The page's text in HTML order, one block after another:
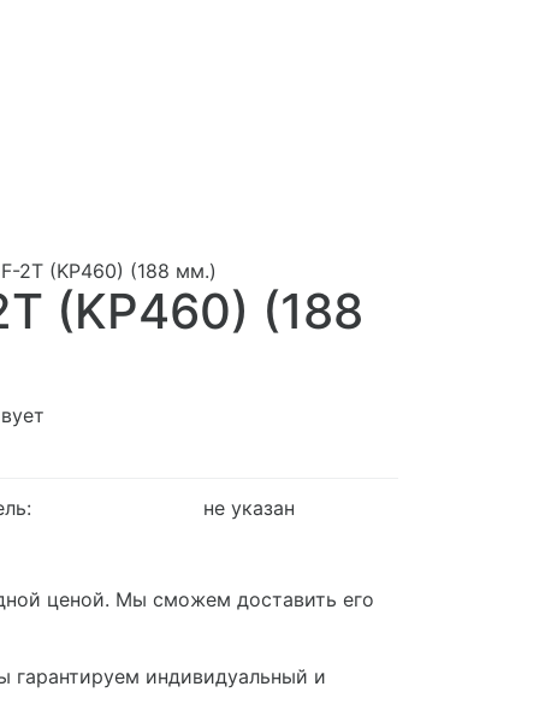
2T (KP460) (188 мм.)
(KP460) (188
не указан
ценой. Мы сможем доставить его
гарантируем индивидуальный и